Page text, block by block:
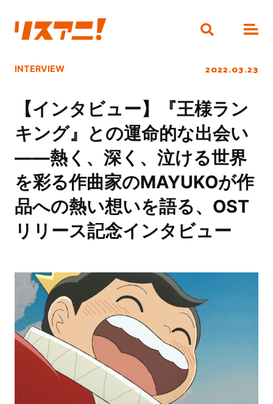
INTERVIEW 2022.03.23
【インタビュー】『王様ラン
キング』との運命的な出会い
――熱く、深く、泣ける世界
を彩る作曲家のMAYUKOが作
品への熱い想いを語る、OST
リリース記念インタビュー